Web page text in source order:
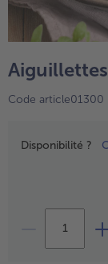
Code article01300
Prix
Disponibilité ?